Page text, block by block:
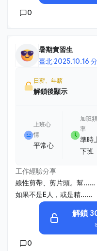
0
暑期實習生
臺北·2025.10.16
日薪、年薪
解鎖後顯示
上班心
情
平常心
加班頻
率
準時
下班
工作經驗分享
線性剪帶、剪片頭。幫......
如果不是E人，或是精......
解鎖
0